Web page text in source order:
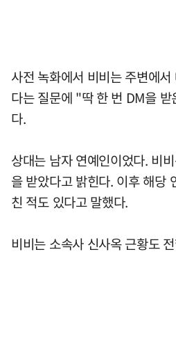
사전 녹화에서 비비는 주변에
다는 질문에 "딱 한 번 DM을
다.
상대는 남자 연예인이었다. 비
을 받았다고 밝힌다. 이후 해당
친 적도 있다고 말했다.
비비는 소속사 신사옥 근황도